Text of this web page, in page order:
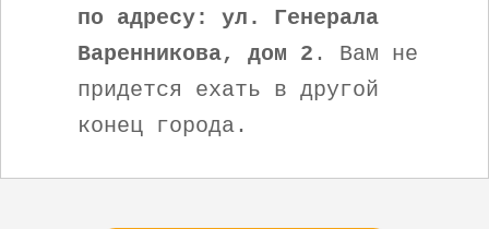
по адресу: ул. Генерала
Варенникова, дом 2 . Вам не
придется ехать в другой
конец города.